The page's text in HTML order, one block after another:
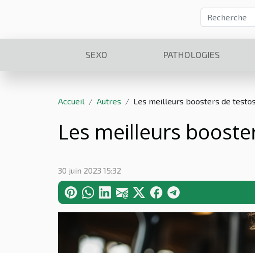
SEXO PATHOLOGIES
Accueil Autres Les meilleurs boosters de
Les meilleurs
30 juin 2023 15:32